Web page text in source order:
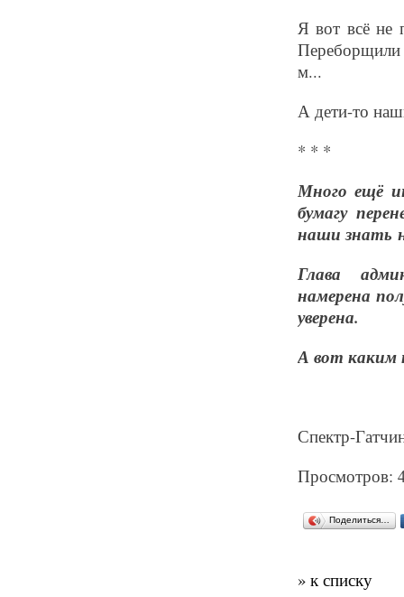
Я вот всё не
м...
А дети-то
* * *
Много ещё
бумагу
наши знать
Глава
намерена
уверена.
А вот каким
Спектр-
Просмотров:
Поделиться…
» к списку